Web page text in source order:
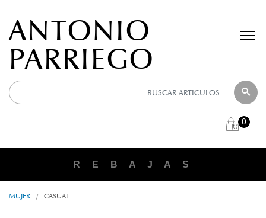
ANTONIO
PARRIEGO
0
R E B A J A S
MUJER / CASUAL